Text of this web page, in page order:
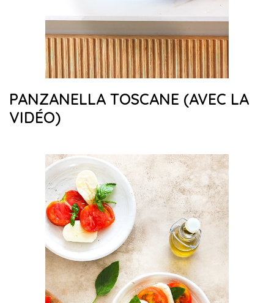
PANZANELLA TOSCANE (AVEC LA
VIDÉO)